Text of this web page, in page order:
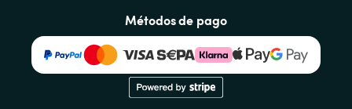
Métodos de pago